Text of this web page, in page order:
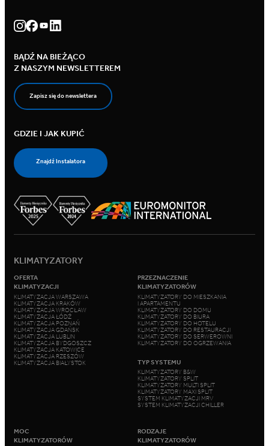
BĄDŹ NA BIEŻĄCO
Z NASZYM NEWSLETTEREM
Zapisz się do newslettera
GDZIE I JAK KUPIĆ
Znajdź Instalatora
KLIMATYZATORY
OFERTA
KLIMATYZACJI
KLIMATYZACJA WARSZAWA
KLIMATYZACJA KRAKÓW
KLIMATYZACJA WROCŁAW
KLIMATYZACJA ŁÓDŹ
KLIMATYZACJA POZNAŃ
KLIMATYZACJA GDAŃSK
KLIMATYZACJA LUBLIN
KLIMATYZACJA BYDGOSZCZ
KLIMATYZACJA KATOWICE
KLIMATYZACJA RZESZÓW
KLIMATYZACJA BIAŁYSTOK
PRZEZNACZENIE
KLIMATYZATORÓW
KLIMATYZATORY DO MIESZKANIA
I APARTAMENTU
KLIMATYZATORY DO DOMU
KLIMATYZATORY DO BIURA
KLIMATYZATORY DO HOTELU
KLIMATYZATORY DO RESTAURACJI
KLIMATYZATORY DO SERWEROWNI
KLIMATYZATORY DO OGRZEWANIA
TYP SYSTEMU
KLIMATYZATORY B&W
KLIMATYZATORY SPLIT
KLIMATYZATORY MULTI SPLIT
KLIMATYZATORY MAXI SPLIT
SYSTEM KLIMATYZACJI MRV
SYSTEM KLIMATYZACJI CHILLER
MOC
KLIMATYZATORÓW
RODZAJE
KLIMATYZATORÓW